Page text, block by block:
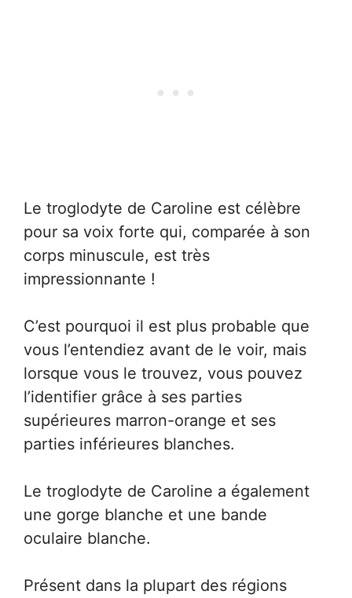
Le troglodyte de Caroline est célèbre
pour sa voix forte qui, comparée à son
corps minuscule, est très
impressionnante !
C’est pourquoi il est plus probable que
vous l’entendiez avant de le voir, mais
lorsque vous le trouvez, vous pouvez
l’identifier grâce à ses parties
supérieures marron-orange et ses
parties inférieures blanches.
Le troglodyte de Caroline a également
une gorge blanche et une bande
oculaire blanche.
Présent dans la plupart des régions